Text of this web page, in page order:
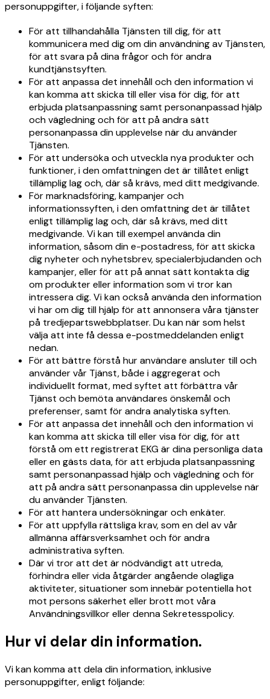
personuppgifter, i följande syften:
För att tillhandahålla Tjänsten till dig, för att
kommunicera med dig om din användning av Tjänsten,
för att svara på dina frågor och för andra
kundtjänstsyften.
För att anpassa det innehåll och den information vi
kan komma att skicka till eller visa för dig, för att
erbjuda platsanpassning samt personanpassad hjälp
och vägledning och för att på andra sätt
personanpassa din upplevelse när du använder
Tjänsten.
För att undersöka och utveckla nya produkter och
funktioner, i den omfattningen det är tillåtet enligt
tillämplig lag och, där så krävs, med ditt medgivande.
För marknadsföring, kampanjer och
informationssyften, i den omfattning det är tillåtet
enligt tillämplig lag och, där så krävs, med ditt
medgivande. Vi kan till exempel använda din
information, såsom din e-postadress, för att skicka
dig nyheter och nyhetsbrev, specialerbjudanden och
kampanjer, eller för att på annat sätt kontakta dig
om produkter eller information som vi tror kan
intressera dig. Vi kan också använda den information
vi har om dig till hjälp för att annonsera våra tjänster
på tredjepartswebbplatser. Du kan när som helst
välja att inte få dessa e-postmeddelanden enligt
nedan.
För att bättre förstå hur användare ansluter till och
använder vår Tjänst, både i aggregerat och
individuellt format, med syftet att förbättra vår
Tjänst och bemöta användares önskemål och
preferenser, samt för andra analytiska syften.
För att anpassa det innehåll och den information vi
kan komma att skicka till eller visa för dig, för att
förstå om ett registrerat EKG är dina personliga data
eller en gästs data, för att erbjuda platsanpassning
samt personanpassad hjälp och vägledning och för
att på andra sätt personanpassa din upplevelse när
du använder Tjänsten.
För att hantera undersökningar och enkäter.
För att uppfylla rättsliga krav, som en del av vår
allmänna affärsverksamhet och för andra
administrativa syften.
Där vi tror att det är nödvändigt att utreda,
förhindra eller vida åtgärder angående olagliga
aktiviteter, situationer som innebär potentiella hot
mot persons säkerhet eller brott mot våra
Användningsvillkor eller denna Sekretesspolicy.
Hur vi delar din information.
Vi kan komma att dela din information, inklusive
personuppgifter, enligt följande: